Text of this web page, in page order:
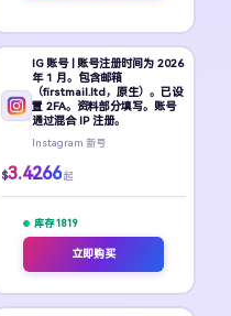
IG 账号 | 账号注册时间为 2026
年 1 月。包含邮箱
（firstmail.ltd，原生）。已设
置 2FA。资料部分填写。账号
通过混合 IP 注册。
Instagram 新号
$3.4266 起
库存 1819
立即购买